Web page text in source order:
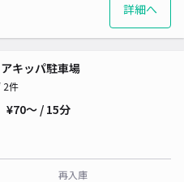
詳細へ
キッパ駐車場
件
¥70〜 / 15分
再入庫